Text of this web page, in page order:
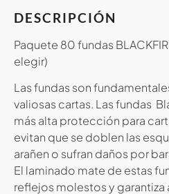
DESCRIPCIÓN
Paquete 80 fundas
elegir)
Las fundas son
valiosas cartas. Las fundas
más alta protección para
evitan que se doblen las
arañen o sufran daños por
El laminado mate de estas
reflejos molestos y garantiza